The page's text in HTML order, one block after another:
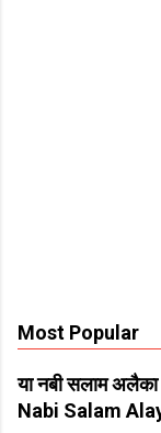
Most Popular
या नबी सलाम
Nabi Salam